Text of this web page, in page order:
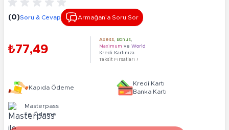
(0)Soru & Cevap Armağan’a Soru Sor
₺77,49
Axess Bonus
Maximum ve World
Kredi Kartınıza
Taksit Fırsatları !
Kapıda Ödeme
Kredi Kartı
Banka Kartı
Masterpass
ile Ödeme